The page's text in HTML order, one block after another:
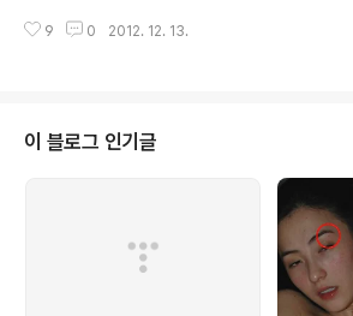
기 힘들다는 오메가 일출 광경을 볼 수 있어서 정말 좋았습
눈으로 인해 두물머리에도 하얗게 새옷을 갈아입고 있었
9 0 2012. 12. 13.
이 블로그 인기글